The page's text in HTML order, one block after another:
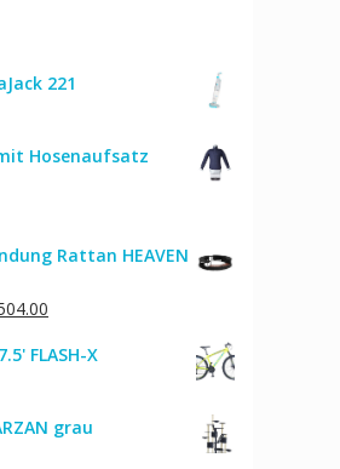
221
Hosenaufsatz
Rattan HEAVEN
ist:
FLASH-X
grau